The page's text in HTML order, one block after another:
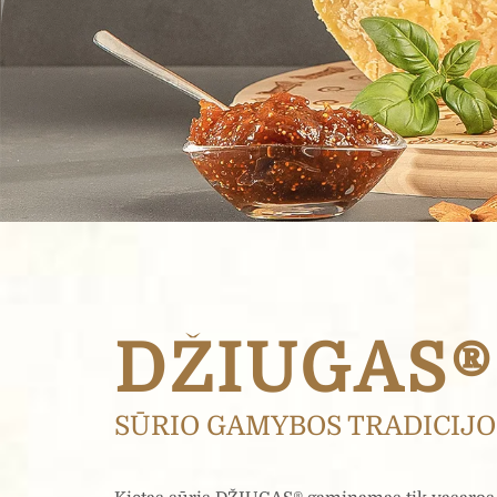
DŽIUGAS®
SŪRIO GAMYBOS